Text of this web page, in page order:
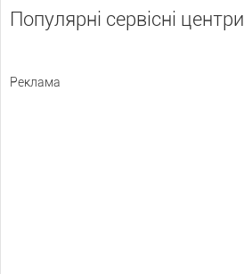
Популярні сервісні центри
Реклама